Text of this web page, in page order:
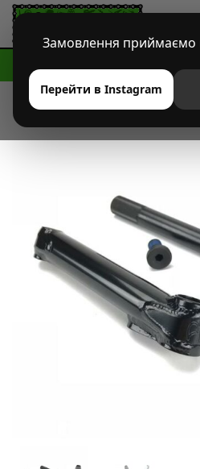
Замовлення приймаємо
Перейти в Instagram